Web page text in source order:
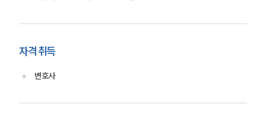
자격 취득
변호사